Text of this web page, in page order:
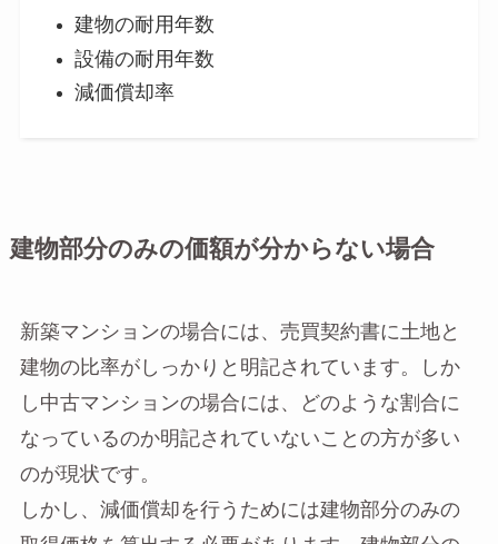
建物の耐用年数
設備の耐用年数
減価償却率
建物部分のみの価額が分からない場合
新築マンションの場合には、売買契約書に土地と
建物の比率がしっかりと明記されています。しか
し中古マンションの場合には、どのような割合に
なっているのか明記されていないことの方が多い
のが現状です。
しかし、減価償却を行うためには建物部分のみの